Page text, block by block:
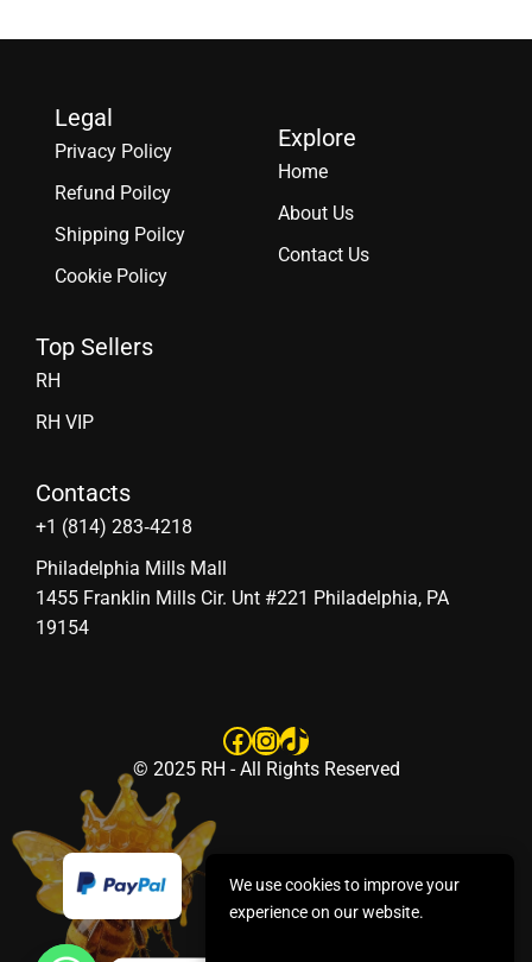
Legal
Privacy Policy
Refund Poilcy
Shipping Poilcy
Cookie Policy
Explore
Home
About Us
Contact Us
Top Sellers
RH
RH VIP
Contacts
‪+1 (814) 283‑4218
Philadelphia Mills Mall
1455 Franklin Mills Cir. Unt #221 Philadelphia, PA
19154
Facebook
Instagram
TikTok
© 2025 RH - All Rights Reserved
We use cookies to improve your
experience on our website.